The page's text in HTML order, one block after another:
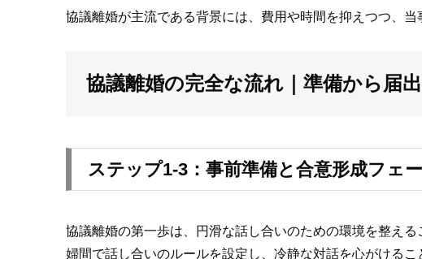
協議離婚が主流である背景には、費用や時間を抑えつつ、
協議離婚の完全な流れ｜準備から届
ステップ1-3：事前準備と合意形成フェ
協議離婚の第一歩は、円滑な話し合いのための環境を整える
婦間で話し合いのルールを設定し、冷静な対話を心がける